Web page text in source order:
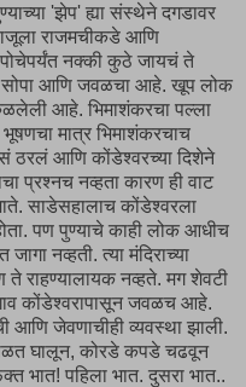
'झेप' ह्या संस्थेने दगडावर
राजमचीकडे आणि
नक्की कुठे जायचं ते
सोपा आणि जवळचा आहे. खूप लोक
आहे. भिमाशंकरचा पल्ला
भूषणचा मात्र भिमाशंकरचाच
ठरलं आणि कोंडेश्वरच्या दिशेने
प्रश्नच नव्हता कारण ही वाट
साडेसहालाच कोंडेश्वरला
पण पुण्याचे काही लोक आधीच
नव्हती. त्या मंदिराच्या
राहण्यालायक नव्हते. मग शेवटी
कोंडेश्वरापासून जवळच आहे.
आणि जेवणाचीही व्यवस्था झाली.
घालून, कोरडे कपडे चढवून
भात! पहिला भात. दुसरा भात..